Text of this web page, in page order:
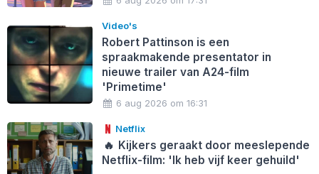
Video's
Robert Pattinson is een
spraakmakende presentator in
nieuwe trailer van A24-film
'Primetime'
6 aug 2026 om 16:31
Netflix
🔥 Kijkers geraakt door meeslepende
Netflix-film: 'Ik heb vijf keer gehuild'